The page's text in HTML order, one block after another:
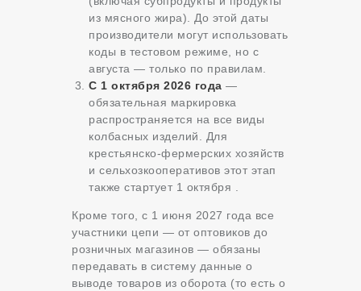
из мясного жира). До этой даты
производители могут использовать
коды в тестовом режиме, но с
августа — только по правилам.
С 1 октября 2026 года —
обязательная маркировка
распространяется на все виды
колбасных изделий. Для
крестьянско-фермерских хозяйств
и сельхозкооперативов этот этап
также стартует 1 октября .
Кроме того, с 1 июня 2027 года все
участники цепи — от оптовиков до
розничных магазинов — обязаны
передавать в систему данные о
выводе товаров из оборота (то есть о